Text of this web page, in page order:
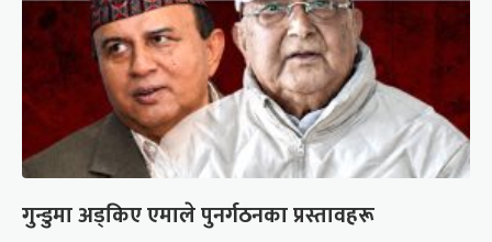
गुन्डुमा अड्किए एमाले पुनर्गठनका प्रस्तावहरू